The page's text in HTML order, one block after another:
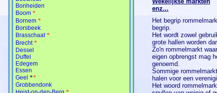
Bonheiden
Boom *
Bornem *
Borsbeek
Brasschaat *
Brecht *
Dessel
Duffel
Edegem
Essen
Geel **
Grobbendonk
enz...
Het begrip
begrip.
Het wordt zowel
grote hallen worden
Zo'n rommelmarkt
eigen opbrengst mag
genoemd.
Sommige
halen voor een
Het woord